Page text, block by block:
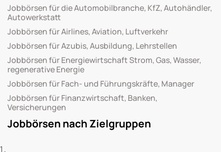
Jobbörsen für die Automobilbranche, KfZ, Autohändler,
Autowerkstatt
Jobbörsen für Airlines, Aviation, Luftverkehr
Jobbörsen für Azubis, Ausbildung, Lehrstellen
Jobbörsen für Energiewirtschaft Strom, Gas, Wasser,
regenerative Energie
Jobbörsen für Fach- und Führungskräfte, Manager
Jobbörsen für Finanzwirtschaft, Banken,
Versicherungen
Jobbörsen nach Zielgruppen